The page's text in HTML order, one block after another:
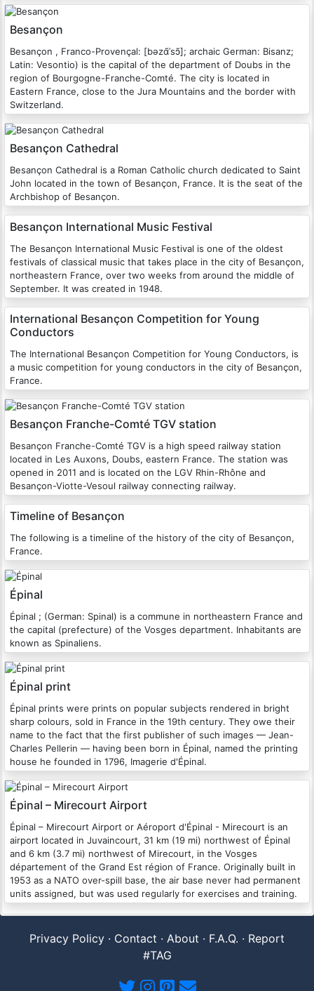
Besançon
Besançon , Franco-Provençal: [bəzɑ̃ˈsɔ̃]; archaic German: Bisanz;
Latin: Vesontio) is the capital of the department of Doubs in the
region of Bourgogne-Franche-Comté. The city is located in
Eastern France, close to the Jura Mountains and the border with
Switzerland.
Besançon Cathedral
Besançon Cathedral is a Roman Catholic church dedicated to Saint
John located in the town of Besançon, France. It is the seat of the
Archbishop of Besançon.
Besançon International Music Festival
The Besançon International Music Festival is one of the oldest
festivals of classical music that takes place in the city of Besançon,
northeastern France, over two weeks from around the middle of
September. It was created in 1948.
International Besançon Competition for Young
Conductors
The International Besançon Competition for Young Conductors, is
a music competition for young conductors in the city of Besançon,
France.
Besançon Franche-Comté TGV station
Besançon Franche-Comté TGV is a high speed railway station
located in Les Auxons, Doubs, eastern France. The station was
opened in 2011 and is located on the LGV Rhin-Rhône and
Besançon-Viotte-Vesoul railway connecting railway.
Timeline of Besançon
The following is a timeline of the history of the city of Besançon,
France.
Épinal
Épinal ; (German: Spinal) is a commune in northeastern France and
the capital (prefecture) of the Vosges department. Inhabitants are
known as Spinaliens.
Épinal print
Épinal prints were prints on popular subjects rendered in bright
sharp colours, sold in France in the 19th century. They owe their
name to the fact that the first publisher of such images — Jean-
Charles Pellerin — having been born in Épinal, named the printing
house he founded in 1796, Imagerie d'Épinal.
Épinal – Mirecourt Airport
Épinal – Mirecourt Airport or Aéroport d'Épinal - Mirecourt is an
airport located in Juvaincourt, 31 km (19 mi) northwest of Épinal
and 6 km (3.7 mi) northwest of Mirecourt, in the Vosges
département of the Grand Est région of France. Originally built in
1953 as a NATO over-spill base, the air base never had permanent
units assigned, but was used regularly for exercises and training.
Privacy Policy · Contact · About · F.A.Q. · Report
#TAG